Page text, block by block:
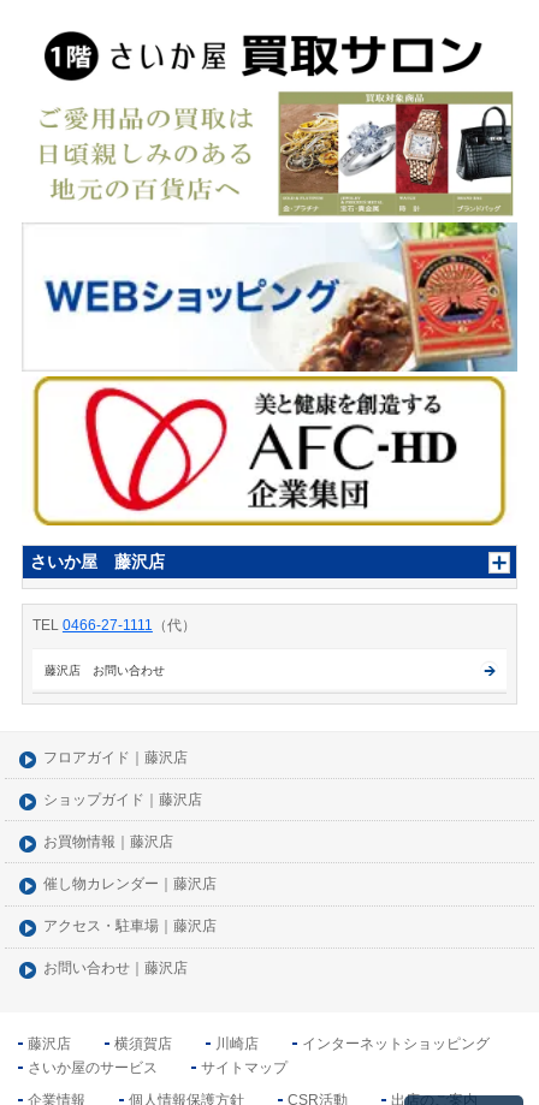
さいか屋 藤沢店
TEL 0466-27-1111 （代）
藤沢店 お問い合わせ
フロアガイド｜藤沢店
ショップガイド｜藤沢店
お買物情報｜藤沢店
催し物カレンダー｜藤沢店
アクセス・駐車場｜藤沢店
お問い合わせ｜藤沢店
藤沢店 横須賀店 川崎店
インターネットショッピング
さいか屋のサービス
サイトマップ
企業情報 個人情報保護方針 CSR活動 出店のご案内